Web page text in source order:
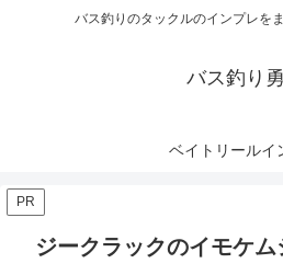
バス釣りのタックルのインプレを
バス釣り
ベイトリールイ
PR
ジークラックのイモケ